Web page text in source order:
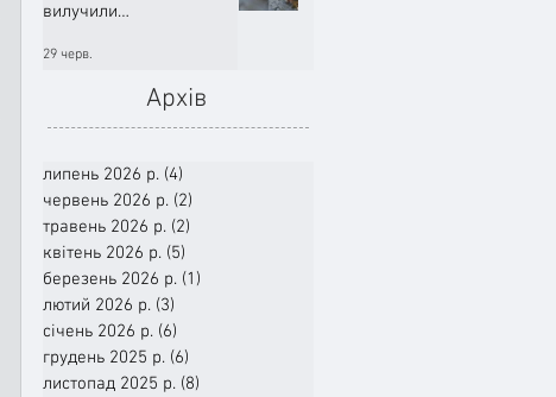
вилучили
29 черв.
Архів
липень 2026 р. (4)
червень 2026 р. (2)
травень 2026 р. (2)
квітень 2026 р. (5)
березень 2026 р. (1)
лютий 2026 р. (3)
січень 2026 р. (6)
грудень 2025 р. (6)
листопад 2025 р. (8)